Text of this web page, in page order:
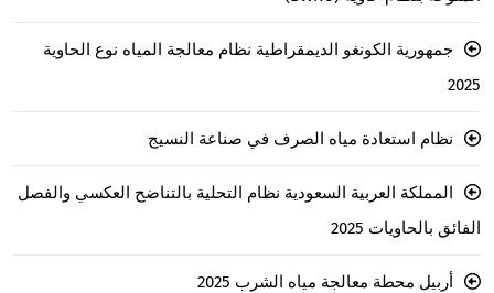
جمهورية الكونغو الديمقراطية نظام معالجة المياه نوع الحاوية
2025
نظام استعادة مياه الصرف في صناعة النسيج
المملكة العربية السعودية نظام التحلية بالتناضح العكسي والفصل
الفائق بالحاويات 2025
أربيل محطة معالجة مياه الشرب 2025